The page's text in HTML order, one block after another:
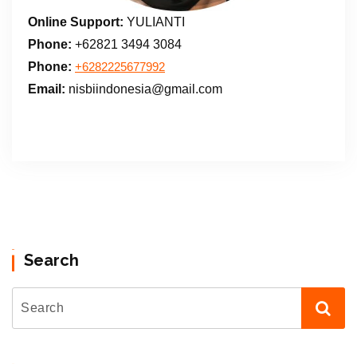
Online Support: YULIANTI
Phone: +62821 3494 3084
Phone: +6282225677992
Email: nisbiindonesia@gmail.com
Search